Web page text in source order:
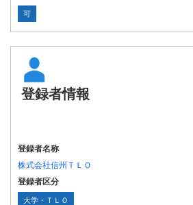
可
登録者情報
登録者名称
株式会社信州ＴＬＯ
登録者区分
大学・ＴＬＯ